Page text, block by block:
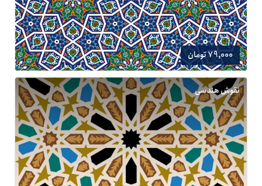
79,000 تومان
نقوش هندسی